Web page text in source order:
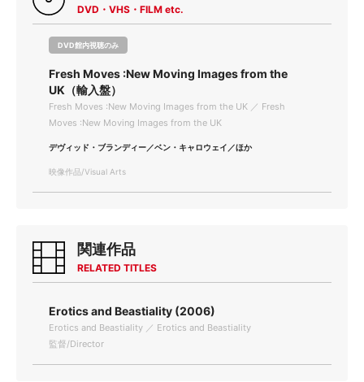
DVD・VHS・FILM etc.
DVD館内視聴のみ
Fresh Moves :New Moving Images from the
UK（輸入盤）
Fresh Moves :New Moving Images from the UK ／ Fresh
Moves :New Moving Images from the UK
デヴィッド・ブランディー／ベン・キャロウェイ／ほか
映像作品/Visual Arts
関連作品
RELATED TITLES
Erotics and Beastiality (2006)
Erotics and Beastiality ／ Erotics and Beastiality
監督/Director